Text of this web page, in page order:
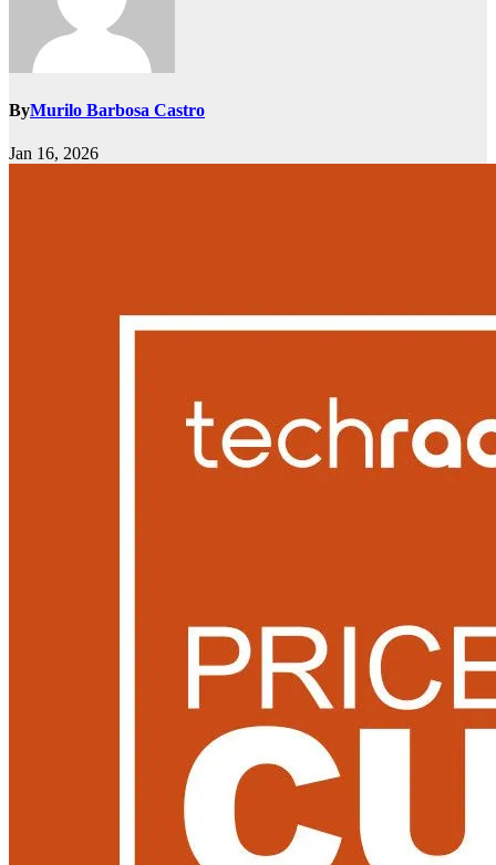
ByMurilo Barbosa Castro
Jan 16, 2026